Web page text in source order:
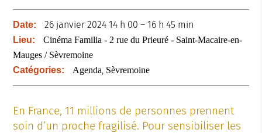
Date: 26 janvier 2024 14 h 00 –16 h 45 min
Lieu:
Cinéma Familia - 2 rue du Prieuré - Saint-Macaire-en-
Mauges / Sèvremoine
Catégories:
Agenda, Sèvremoine
En France, 11 millions de personnes prennent
soin d’un proche fragilisé. Pour sensibiliser les